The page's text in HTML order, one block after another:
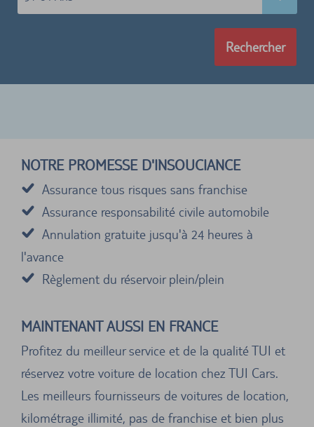
Rechercher
NOTRE PROMESSE D'INSOUCIANCE
Assurance tous risques sans franchise
Assurance responsabilité civile automobile
Annulation gratuite jusqu'à 24 heures à
l'avance
Règlement du réservoir plein/plein
MAINTENANT AUSSI EN FRANCE
Profitez du meilleur service et de la qualité TUI et
réservez votre voiture de location chez TUI Cars.
Les meilleurs fournisseurs de voitures de location,
kilométrage illimité, pas de franchise et bien plus